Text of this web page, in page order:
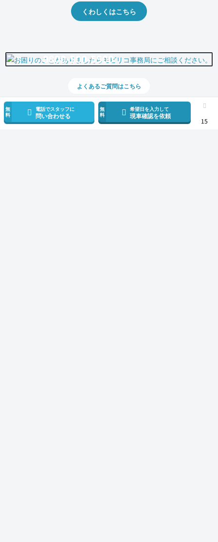
無
料
電話でスタッフに
問い合わせる
無
料
希望日を入力して
現車確認を依頼
15
くわしくはこちら
0800-500-5500
よくあるご質問はこちら